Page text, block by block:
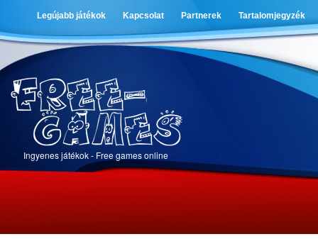
Legújabb játékok Kapcsolat Partnerek Tartalomjegyzék
Ingyenes játékok - Free games online